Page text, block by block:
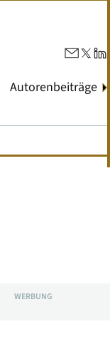
Autorenbeiträge
WERBUNG